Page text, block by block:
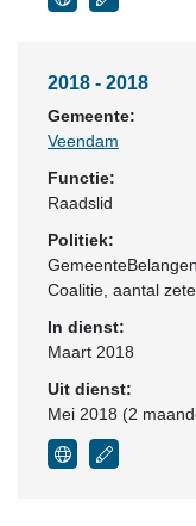
2018 - 2018
Gemeente:
Veendam
Functie:
Raadslid
Politiek:
Coalitie , aantal
In dienst:
Maart 2018
Uit dienst:
Mei 2018 (2